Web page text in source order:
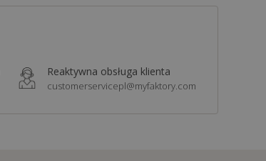
Reaktywna obsługa klienta
customerservicepl@myfaktory.com